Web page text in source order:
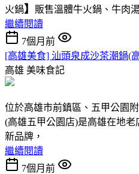
火鍋】
販售溫體牛火鍋、牛肉
繼續閱讀
7個月前
[高雄美食] 汕頭泉成沙茶潮鍋(
高雄 美味食記
位於高雄市前鎮區、五甲公園
(高雄五甲公園店)是高雄在地
新品牌，
繼續閱讀
7個月前